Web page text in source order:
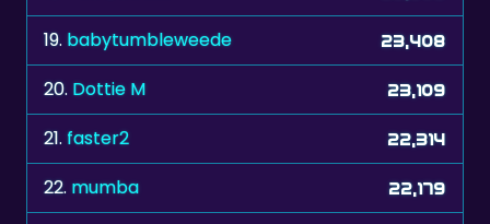
20.Dottie M 23,109
21. faster2 22,314
22.mumba 22,179
23. etgohome 22,135